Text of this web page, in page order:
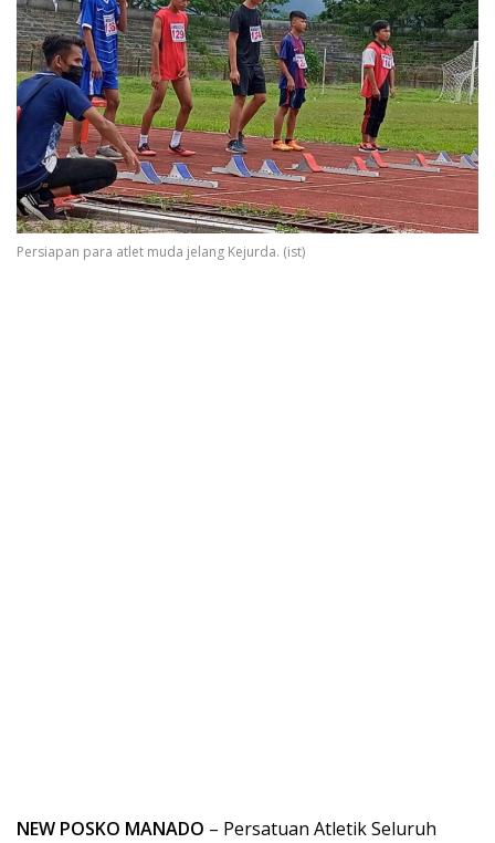
Persiapan para atlet muda jelang Kejurda. (ist)
NEW POSKO MANADO – Persatuan Atletik Seluruh